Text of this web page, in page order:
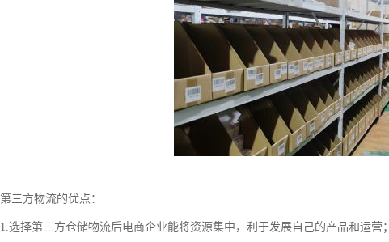
第三方物流的优点：
1.选择第三方仓储物流后电商企业能将资源集中，利于发展自己的产品和运营；